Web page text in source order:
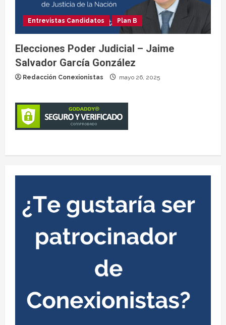
Entrevistas Candidatos Plan B
Elecciones Poder Judicial – Jaime
Salvador García González
Redacción Conexionistas mayo 26, 2025